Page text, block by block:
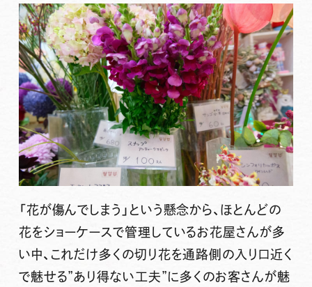
「花が傷んでしまう」という懸念から、ほとんどの
花をショーケースで管理しているお花屋さんが多
い中、これだけ多くの切り花を通路側の入り口近く
で魅せる”あり得ない工夫”に多くのお客さんが魅